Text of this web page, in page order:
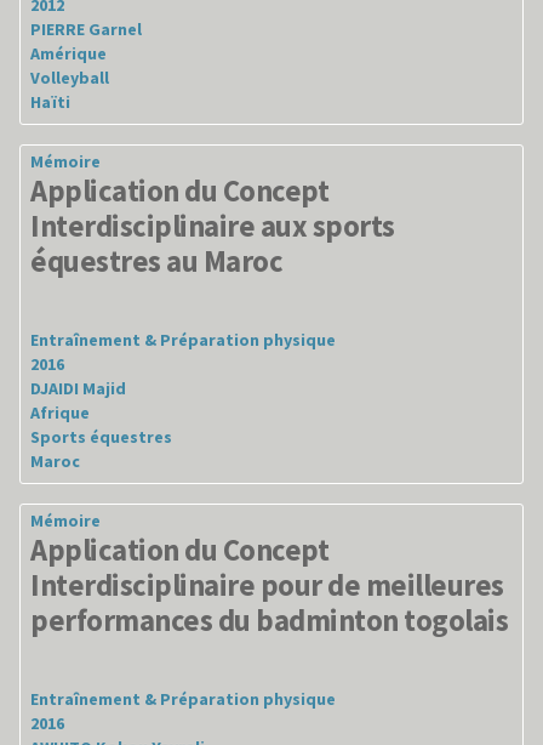
2012
PIERRE Garnel
Amérique
Volleyball
Haïti
Mémoire
Application du Concept
Interdisciplinaire aux sports
équestres au Maroc
Entraînement & Préparation physique
2016
DJAIDI Majid
Afrique
Sports équestres
Maroc
Mémoire
Application du Concept
Interdisciplinaire pour de meilleures
performances du badminton togolais
Entraînement & Préparation physique
2016